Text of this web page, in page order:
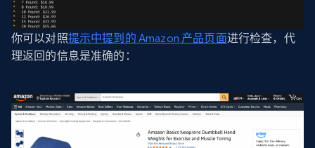
你可以对照提示中提到的 Amazon 产品页面进行检查，代
理返回的信息是准确的：